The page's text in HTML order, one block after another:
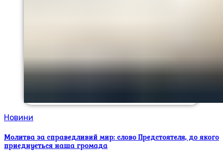
Новини
Молитва за справедливий мир: слово Предстоятеля, до якого
приєднується наша громада